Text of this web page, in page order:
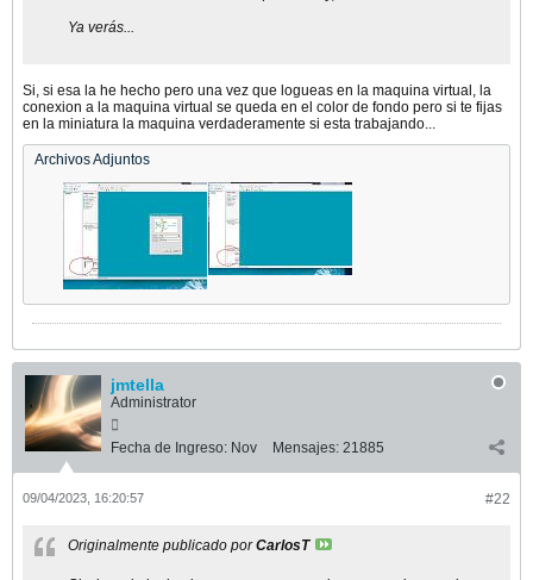
Ya verás...
Si, si esa la he hecho pero una vez que logueas en la maquina virtual, la
conexion a la maquina virtual se queda en el color de fondo pero si te fijas
en la miniatura la maquina verdaderamente si esta trabajando...
Archivos Adjuntos
jmtella
Administrator
Fecha de Ingreso: Nov Mensajes: 21885
#22
09/04/2023, 16:20:57
Originalmente publicado porCarlosT